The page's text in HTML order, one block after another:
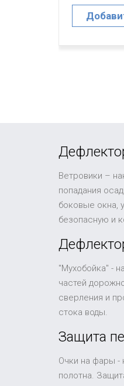
Ветровики –
попадания
боковые окна,
безопасную и
"Мухобойка" -
частей
сверления и
стока воды.
Защита
Очки на фары -
полотна.